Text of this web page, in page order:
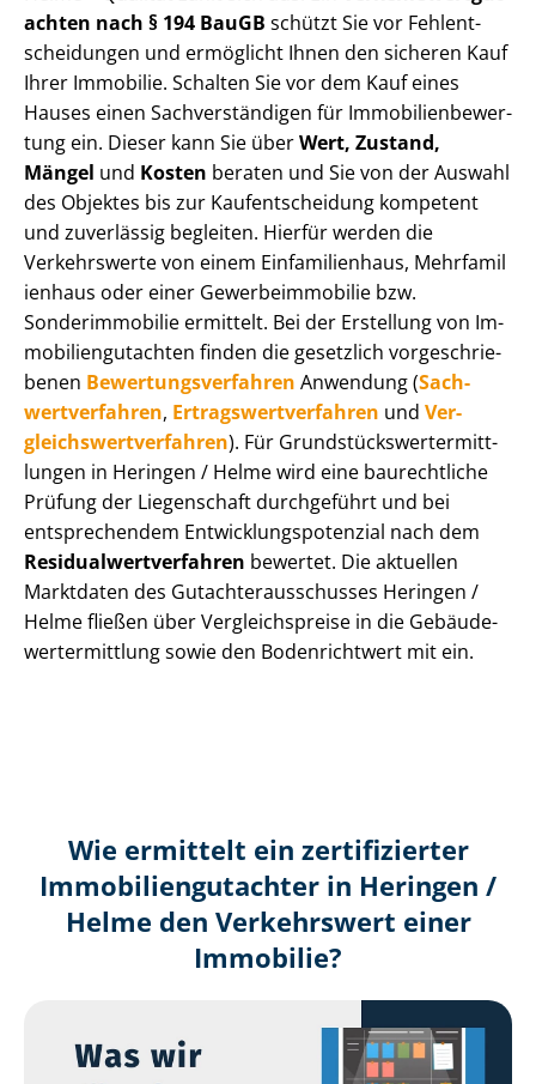
ach­ten nach § 194 BauGB schützt Sie vor Fehl­ent­
schei­dun­gen und ermöglicht Ihnen den sicheren Kauf
Ihrer Immobilie. Schalten Sie vor dem Kauf eines
Hauses einen Sach­ver­stän­di­gen für Im­mo­bi­li­en­be­wer­
tung ein. Dieser kann Sie überWert, Zustand,
Mängel und Kosten beraten und Sie von der Auswahl
des Objektes bis zur Kauf­ent­schei­dung kompetent
und zuverlässig begleiten. Hierfür werden die
Verkehrswerte von einem Einfamilienhaus, Mehr­fa­mi­l
i­en­haus oder einer Ge­wer­be­im­mo­bi­lie bzw.
Sonderimmobilie ermittelt. Bei der Erstellung von Im­
mo­bi­li­en­gut­ach­ten finden die gesetzlich vor­ge­schrie­
be­nen Be­wer­tungs­ver­fah­ren Anwendung (Sach­
wert­ver­fah­ren, Er­trags­wert­ver­fah­ren und Ver­
gleichs­wert­ver­fah­ren). Für Grund­stücks­wert­ermitt­
lun­gen in Heringen / Helme wird eine baurechtliche
Prüfung der Liegenschaft durchgeführt und bei
entsprechendem Ent­wick­lungs­po­ten­zi­al nach dem
Re­si­du­al­wert­ver­fah­ren bewertet. Die aktuellen
Marktdaten des Gut­ach­ter­aus­schus­ses Heringen /
Helme fließen über Ver­gleichs­prei­se in die Ge­bäu­de­
wert­ermitt­lung sowie den Bodenrichtwert mit ein.
Wie ermittelt ein zertifizierter
Immobilien­gutachter in Heringen /
Helme den Verkehrswert einer
Immobilie?